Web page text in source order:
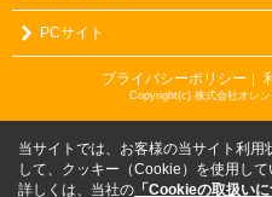
PCサイト
プライバシーポリシー
Copyright(c) 株式会社オレ
当サイトでは、お客様の当サイト利用
して、クッキー（Cookie）を使用して
詳しくは、当社の 「Cookieの取扱いに